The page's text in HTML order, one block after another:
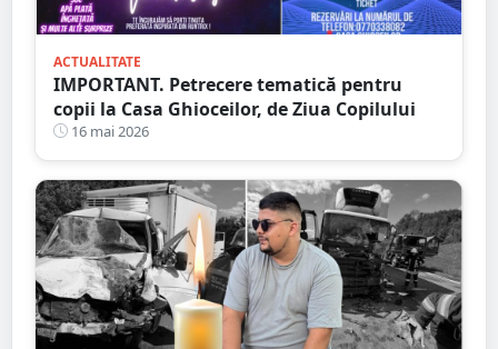
ACTUALITATE
IMPORTANT. Petrecere tematică pentru
copii la Casa Ghioceilor, de Ziua Copilului
16 mai 2026